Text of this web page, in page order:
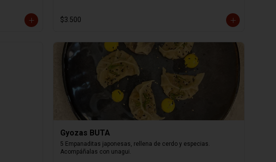
$3.500
Gyozas BUTA
5 Empanaditas japonesas, rellena de cerdo y especias.
Acompáñalas con unagui.